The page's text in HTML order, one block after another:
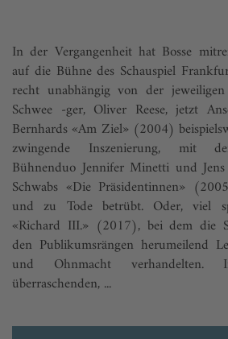
In der Vergangenheit hat Bosse
auf die Bühne des Schauspiel
recht unabhängig von der
Schwee -ger, Oliver Reese, jetzt
Bernhards «Am Ziel» (2004)
zwingende Inszenierung, mit
Bühnenduo Jennifer Minetti und
Schwabs «Die Präsidentinnen»
und zu Tode betrübt. Oder, viel
«Richard III.» (2017), bei dem die
den Publikumsrängen herumeilend
und Ohnmacht
überraschenden, ...